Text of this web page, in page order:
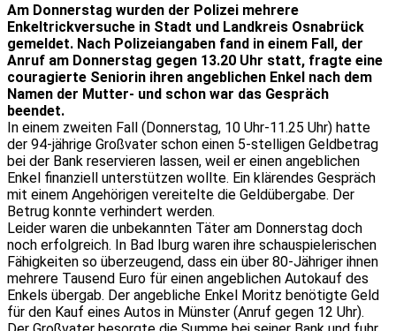
Am Donnerstag wurden der Polizei mehrere
Enkeltrickversuche in Stadt und Landkreis Osnabrück
gemeldet. Nach Polizeiangaben fand in einem Fall, der
Anruf am Donnerstag gegen 13.20 Uhr statt, fragte eine
couragierte Seniorin ihren angeblichen Enkel nach dem
Namen der Mutter- und schon war das Gespräch
beendet.
In einem zweiten Fall (Donnerstag, 10 Uhr-11.25 Uhr) hatte
der 94-jährige Großvater schon einen 5-stelligen Geldbetrag
bei der Bank reservieren lassen, weil er einen angeblichen
Enkel finanziell unterstützen wollte. Ein klärendes Gespräch
mit einem Angehörigen vereitelte die Geldübergabe. Der
Betrug konnte verhindert werden.
Leider waren die unbekannten Täter am Donnerstag doch
noch erfolgreich. In Bad Iburg waren ihre schauspielerischen
Fähigkeiten so überzeugend, dass ein über 80-Jähriger ihnen
mehrere Tausend Euro für einen angeblichen Autokauf des
Enkels übergab. Der angebliche Enkel Moritz benötigte Geld
für den Kauf eines Autos in Münster (Anruf gegen 12 Uhr).